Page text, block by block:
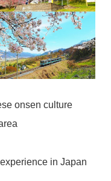
onsen culture
in Japan